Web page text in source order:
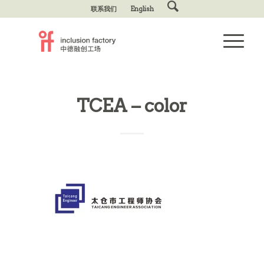
联系我们 English
TCEA – color